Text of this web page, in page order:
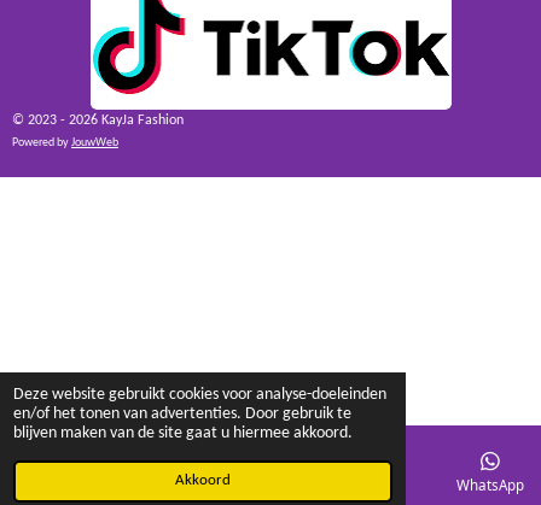
Deze website gebruikt cookies voor analyse-doeleinden
en/of het tonen van advertenties. Door gebruik te
blijven maken van de site gaat u hiermee akkoord.
Akkoord
© 2023 - 2026 KayJa Fashion
Powered byJouwWeb
WhatsApp